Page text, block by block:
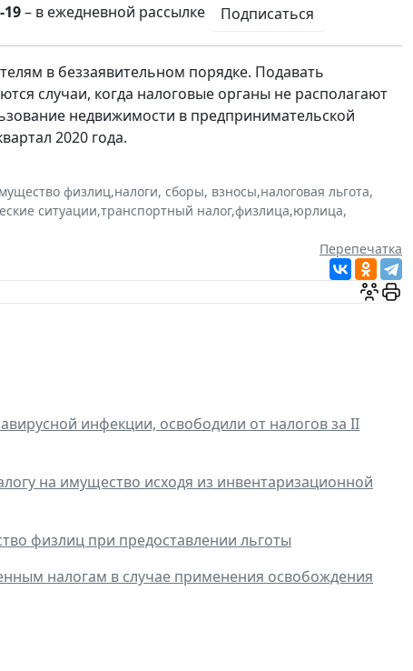
19– в ежедневной рассылке Подписаться
в беззаявительном порядке. Подавать
случаи, когда налоговые органы не располагают
недвижимости в предпринимательской
2020 года.
физлиц,налоги, сборы, взносы,налоговая льгота,
ситуации,транспортный налог,физлица,юрлица,
Перепечатка
инфекции, освободили от налогов за II
на имущество исходя из инвентаризационной
физлиц при предоставлении льготы
налогам в случае применения освобождения